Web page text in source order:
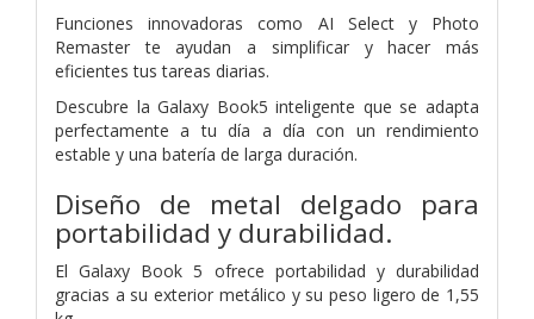
Funciones innovadoras como AI Select y Photo
Remaster te ayudan a simplificar y hacer más
eficientes tus tareas diarias.
Descubre la Galaxy Book5 inteligente que se adapta
perfectamente a tu día a día con un rendimiento
estable y una batería de larga duración.
Diseño de metal delgado para
portabilidad y durabilidad.
El Galaxy Book 5 ofrece portabilidad y durabilidad
gracias a su exterior metálico y su peso ligero de 1,55